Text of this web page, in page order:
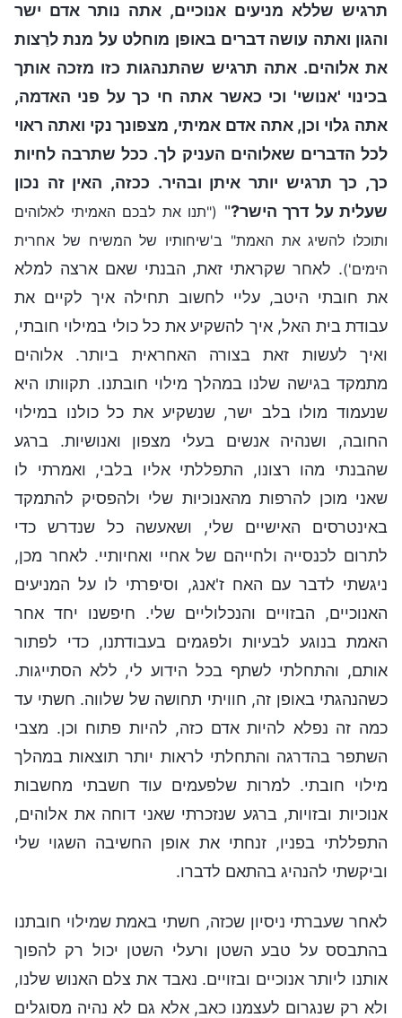
תרגיש שללא מניעים אנוכיים, אתה נותר אדם ישר
והגון ואתה עושה דברים באופן מוחלט על מנת לרַצות
את אלוהים. אתה תרגיש שהתנהגות כזו מזכה אותך
בכינוי 'אנושי' וכי כאשר אתה חי כך על פני האדמה,
אתה גלוי וכן, אתה אדם אמיתי, מצפונך נקי ואתה ראוי
לכל הדברים שאלוהים העניק לך. ככל שתרבה לחיות
כך, כך תרגיש יותר איתן ובהיר. ככזה, האין זה נכון
שעלית על דרך הישר?" ("תנו את לבכם האמיתי לאלוהים
ותוכלו להשיג את האמת" ב'שיחותיו של המשיח של אחרית
הימים'). לאחר שקראתי זאת, הבנתי שאם ארצה למלא
את חובתי היטב, עליי לחשוב תחילה איך לקיים את
עבודת בית האל, איך להשקיע את כל כולי במילוי חובתי,
ואיך לעשות זאת בצורה האחראית ביותר. אלוהים
מתמקד בגישה שלנו במהלך מילוי חובתנו. תקוותו היא
שנעמוד מולו בלב ישר, שנשקיע את כל כולנו במילוי
החובה, ושנהיה אנשים בעלי מצפון ואנושיות. ברגע
שהבנתי מהו רצונו, התפללתי אליו בלבי, ואמרתי לו
שאני מוכן להרפות מהאנוכיות שלי ולהפסיק להתמקד
באינטרסים האישיים שלי, ושאעשה כל שנדרש כדי
לתרום לכנסייה ולחייהם של אחיי ואחיותיי. לאחר מכן,
ניגשתי לדבר עם האח ז'אנג, וסיפרתי לו על המניעים
האנוכיים, הבזויים והנכלוליים שלי. חיפשנו יחד אחר
האמת בנוגע לבעיות ולפגמים בעבודתנו, כדי לפתור
אותם, והתחלתי לשתף בכל הידוע לי, ללא הסתייגות.
כשהנהגתי באופן זה, חוויתי תחושה של שלווה. חשתי עד
כמה זה נפלא להיות אדם כזה, להיות פתוח וכן. מצבי
השתפר בהדרגה והתחלתי לראות יותר תוצאות במהלך
מילוי חובתי. למרות שלפעמים עוד חשבתי מחשבות
אנוכיות ובזויות, ברגע שנזכרתי שאני דוחה את אלוהים,
התפללתי בפניו, זנחתי את אופן החשיבה השגוי שלי
וביקשתי להנהיג בהתאם לדברו.
לאחר שעברתי ניסיון שכזה, חשתי באמת שמילוי חובתנו
בהתבסס על טבע השטן ורעלי השטן יכול רק להפוך
אותנו ליותר אנוכיים ובזויים. נאבד את צלם האנוש שלנו,
ולא רק שנגרום לעצמנו כאב, אלא גם לא נהיה מסוגלים